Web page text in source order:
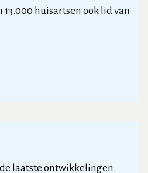
huisartsen ook lid van
laatste ontwikkelingen.